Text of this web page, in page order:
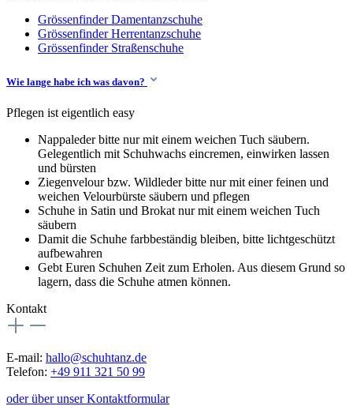
Grössenfinder Damentanzschuhe
Grössenfinder Herrentanzschuhe
Grössenfinder Straßenschuhe
Wie lange habe ich was davon?
Pflegen ist eigentlich easy
Nappaleder bitte nur mit einem weichen Tuch säubern.
Gelegentlich mit Schuhwachs eincremen, einwirken lassen
und bürsten
Ziegenvelour bzw. Wildleder bitte nur mit einer feinen und
weichen Velourbürste säubern und pflegen
Schuhe in Satin und Brokat nur mit einem weichen Tuch
säubern
Damit die Schuhe farbbeständig bleiben, bitte lichtgeschützt
aufbewahren
Gebt Euren Schuhen Zeit zum Erholen. Aus diesem Grund so
lagern, dass die Schuhe atmen können.
Kontakt
E-mail: hallo@schuhtanz.de
Telefon: +49 911 321 50 99
oder über unser Kontaktformular